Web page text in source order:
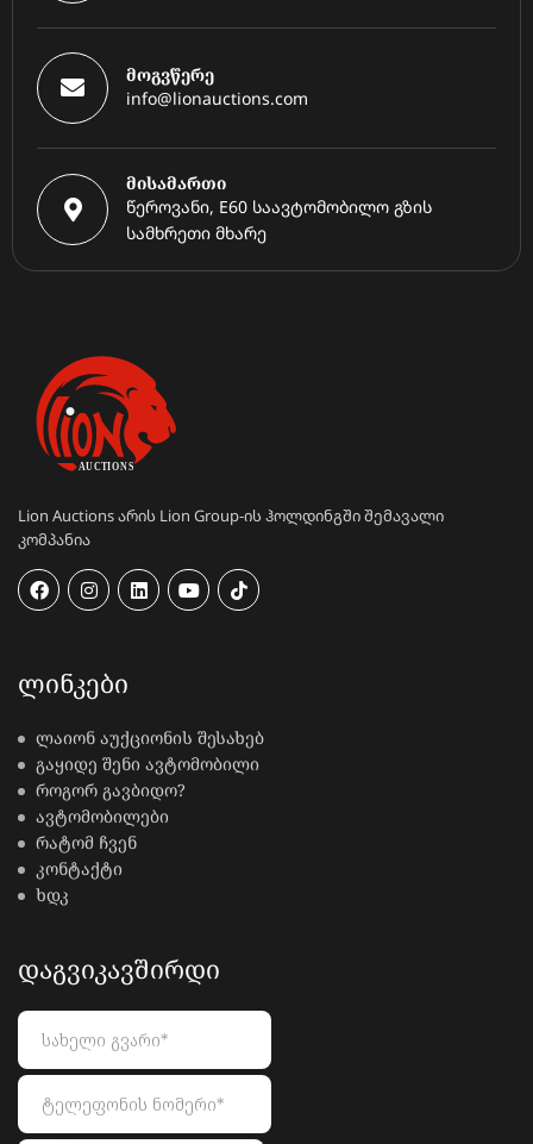
მოგვწერე
info@lionauctions.com
მისამართი
წეროვანი, E60 საავტომობილო გზის
სამხრეთი მხარე
Lion Auctions არის Lion Group-ის ჰოლდინგში შემავალი
კომპანია
ᲚᲘᲜᲙᲔᲑᲘ
ლაიონ აუქციონის შესახებ
გაყიდე შენი ავტომობილი
როგორ გავბიდო?
ავტომობილები
რატომ ჩვენ
კონტაქტი
ხდკ
ᲓᲐᲒᲕᲘᲙᲐᲕᲨᲘᲠᲓᲘ